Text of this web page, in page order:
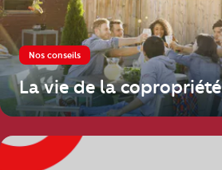
Nos conseils
La vie de la copropriété